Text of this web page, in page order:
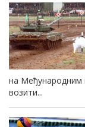
на Међународним
возити...